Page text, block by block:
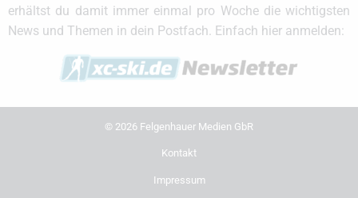
erhältst du damit immer einmal pro Woche die wichtigsten
News und Themen in dein Postfach. Einfach hier anmelden:
© 2026 Felgenhauer Medien GbR
Kontakt
Impressum